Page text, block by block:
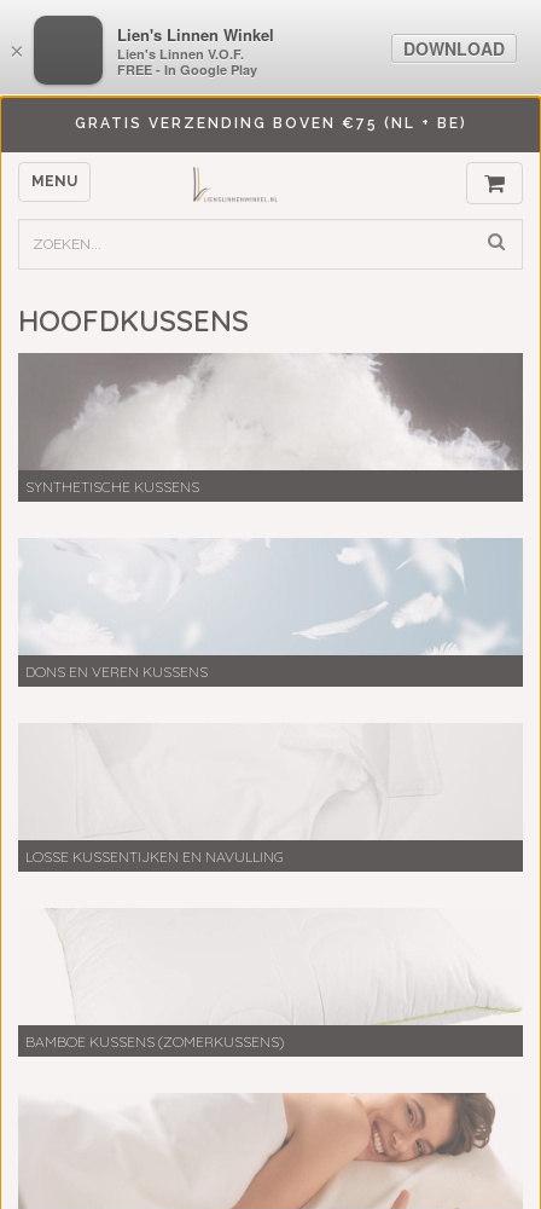
GRATIS VERZENDING BOVEN €75 (NL + BE)
MENU
HOOFDKUSSENS
SYNTHETISCHE KUSSENS
DONS EN VEREN KUSSENS
LOSSE KUSSENTIJKEN EN NAVULLING
BAMBOE KUSSENS (ZOMERKUSSENS)
×
LiensLinnenwinkel.nl
Lien's Linnen V.O.F.
FREE - In Google Play
DOWNLOAD
×
Lien's Linnen Winkel
Lien's Linnen V.O.F.
FREE - In Google Play
DOWNLOAD